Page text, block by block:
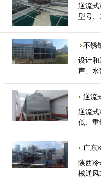
逆流
型号
不锈
设计
声、
逆流
逆流
低、重
广东
陕西
械通